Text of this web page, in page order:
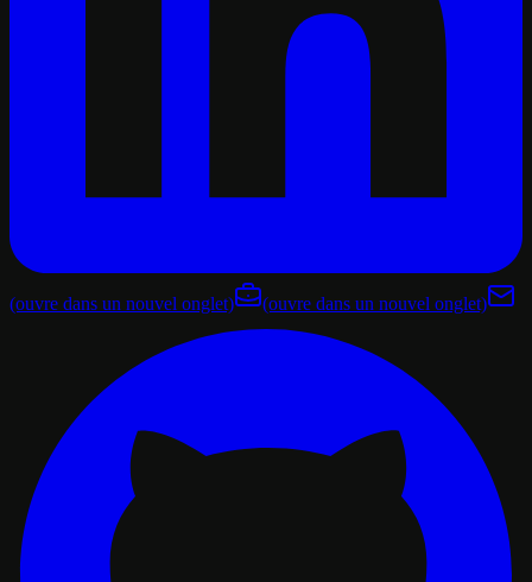
(ouvre dans un nouvel onglet) (ouvre dans un nouvel onglet)